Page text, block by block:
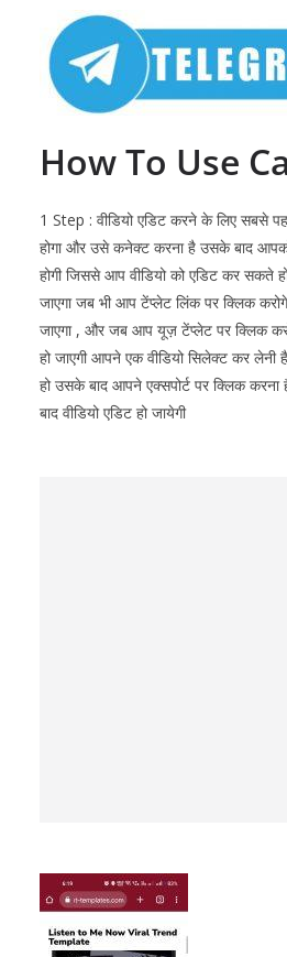
How To Use
1 Step : वीडियो एडिट करने के लिए सबसे
होगा और उसे कनेक्ट करना है उसके बाद
होगी जिससे आप वीडियो को एडिट कर सकते
जाएगा जब भी आप टेंप्लेट लिंक पर क्लिक
जाएगा , और जब आप यूज़ टेंप्लेट पर क्लिक
हो जाएगी आपने एक वीडियो सिलेक्ट कर
हो उसके बाद आपने एक्सपोर्ट पर क्लिक
बाद वीडियो एडिट हो जायेगी